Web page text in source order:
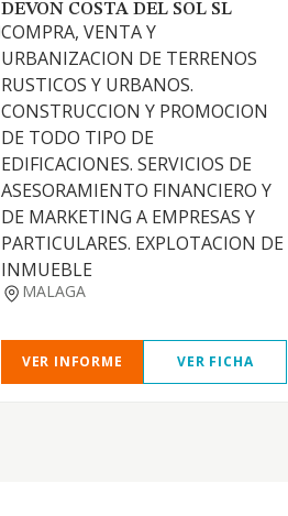
DEVON COSTA DEL SOL SL
COMPRA, VENTA Y
URBANIZACION DE TERRENOS
RUSTICOS Y URBANOS.
CONSTRUCCION Y PROMOCION
DE TODO TIPO DE
EDIFICACIONES. SERVICIOS DE
ASESORAMIENTO FINANCIERO Y
DE MARKETING A EMPRESAS Y
PARTICULARES. EXPLOTACION DE
INMUEBLE
MALAGA
VER INFORME VER FICHA